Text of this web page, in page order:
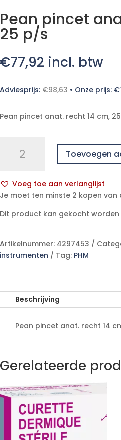
Pean pincet
25 p/s
€77,92 incl. btw
Adviesprijs: €98,63 • Onze prijs: €
Pean pincet anat. recht 14 cm,
pincet
14cm
25
p/s
Toevoegen
Voeg toe aan verlanglijst
A
t
r
n
e
Je moet ten minste 2 kopen
Dit product kan gekocht
Artikelnummer: 4297453
instrumenten
Tag: PHM
Beschrijving
Pean pincet anat. recht 14
Gerelateerde